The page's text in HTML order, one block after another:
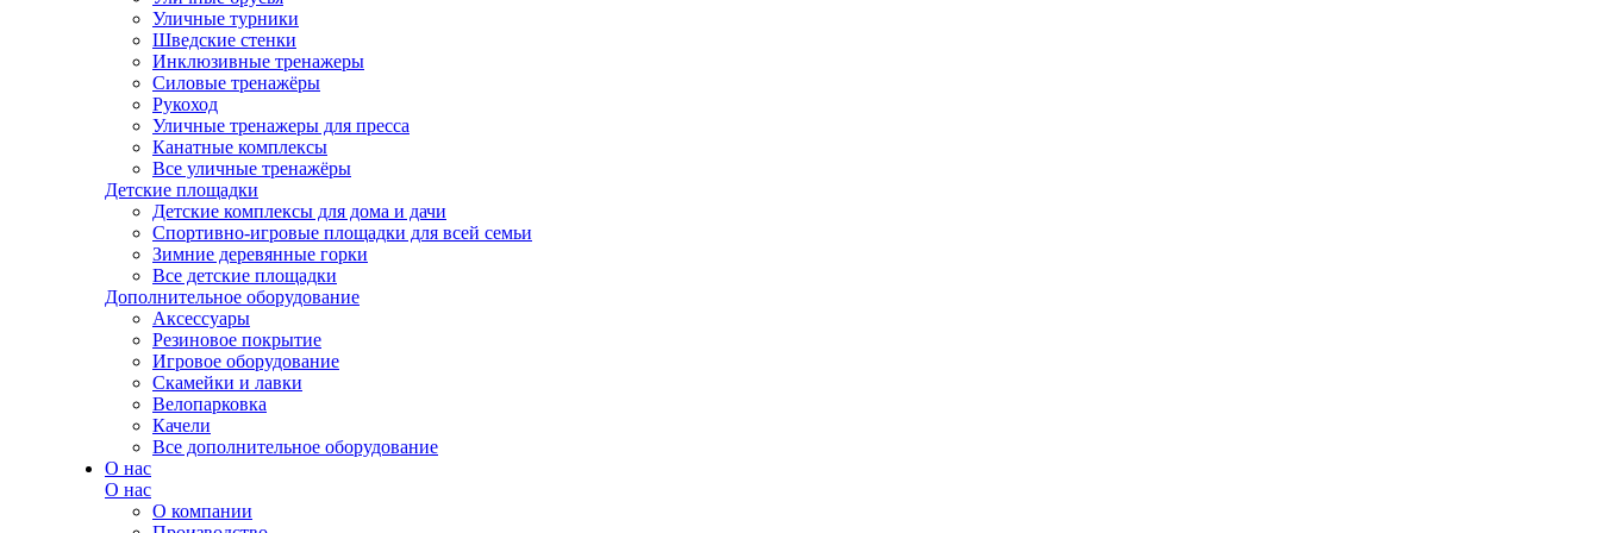
Уличные турники
Шведские стенки
Инклюзивные тренажеры
Силовые тренажёры
Рукоход
Уличные тренажеры для пресса
Канатные комплексы
Все уличные тренажёры
Детские площадки
Детские комплексы для дома и дачи
Спортивно-игровые площадки для всей семьи
Зимние деревянные горки
Все детские площадки
Дополнительное оборудование
Аксессуары
Резиновое покрытие
Игровое оборудование
Скамейки и лавки
Велопарковка
Качели
Все дополнительное оборудование
О нас
О нас
О компании